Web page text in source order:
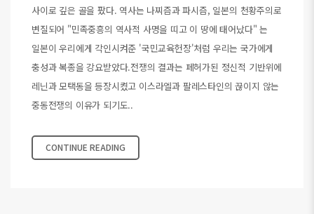
사이로 깊은 골을 팠다. 역사는 나찌즘과 파시즘, 일본의 천황주의로
변질되어 "민족중흥의 역사적 사명을 띠고 이 땅에 태어났다" 는
일본이 우리에게 각인시켜준 '국민교육헌장'처럼 우리는 국가에게
충성과 복종을 강요받았다.전쟁의 결과는 페허가된 정신적 기반위에
레닌과 모택동을 등장시켰고 이스라엘과 팔레스타인의 끊이지 않는
중동전쟁의 이유가 되기도..
CONTINUE READING